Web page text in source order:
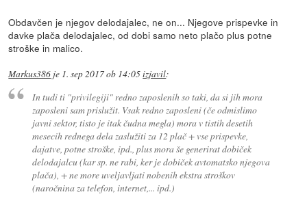
Obdavčen je njegov delodajalec, ne on... Njegove prispevke in
davke plača delodajalec, od dobi samo neto plačo plus potne
stroške in malico.
Markus386 je 1. sep 2017 ob 14:05izjavil:
In tudi ti "privilegiji" redno zaposlenih so taki, da si jih mora
zaposleni sam prislužit. Vsak redno zaposleni (če odmislimo
javni sektor, tisto je itak čudna megla) mora v tistih desetih
mesecih rednega dela zaslužiti za 12 plač + vse prispevke,
dajatve, potne stroške, ipd., plus mora še generirat dobiček
delodajalcu (kar sp. ne rabi, ker je dobiček avtomatsko njegova
plača), + ne more uveljavljati nobenih ekstra stroškov
(naročnina za telefon, internet,... ipd.)